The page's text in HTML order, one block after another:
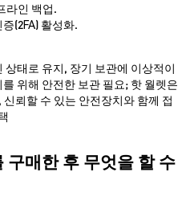
라인 백업.
(2FA) 활성화.
태로 유지, 장기 보관에 이상적이
위해 안전한 보관 필요; 핫 월렛은
뢰할 수 있는 안전장치와 함께 접
매한 후 무엇을 할 수